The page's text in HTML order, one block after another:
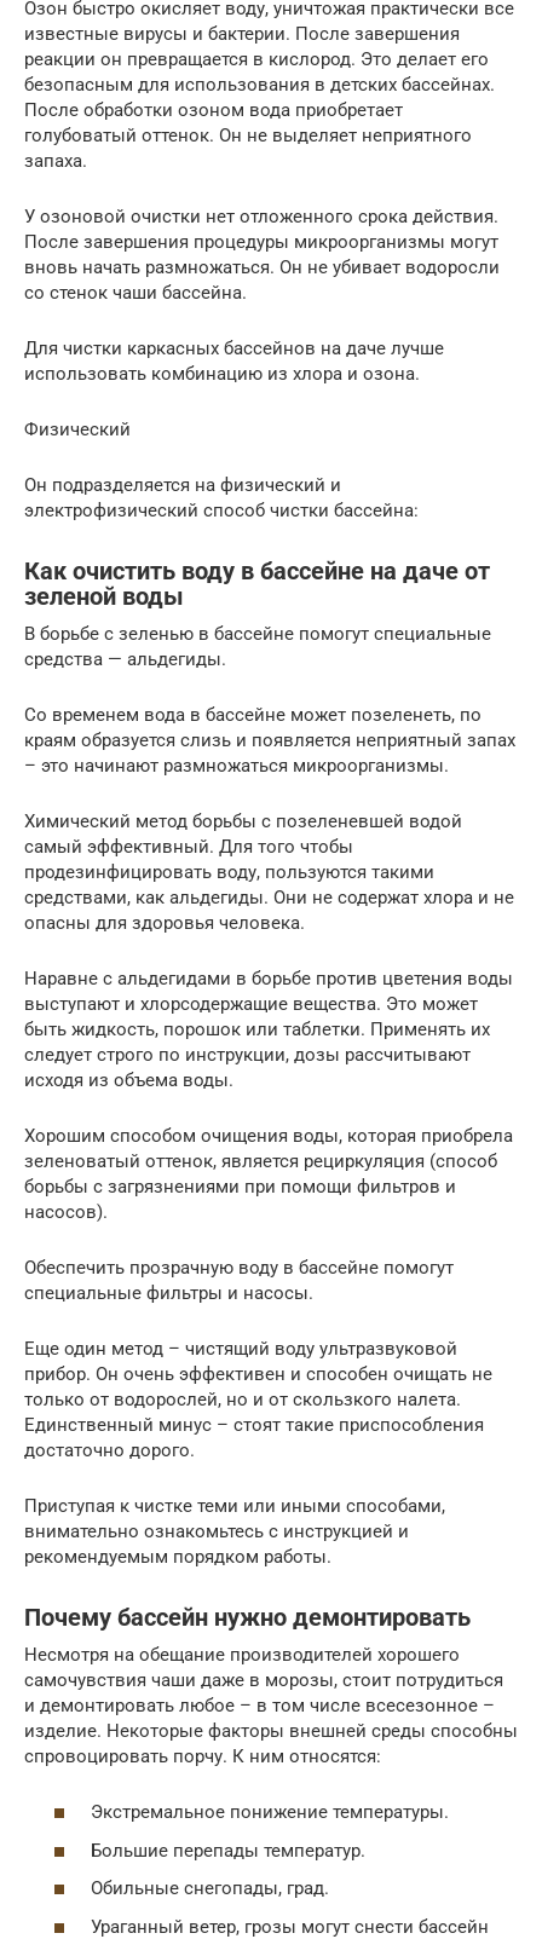
Озон быстро окисляет воду, уничтожая практически все
известные вирусы и бактерии. После завершения
реакции он превращается в кислород. Это делает его
безопасным для использования в детских бассейнах.
После обработки озоном вода приобретает
голубоватый оттенок. Он не выделяет неприятного
запаха.
У озоновой очистки нет отложенного срока действия.
После завершения процедуры микроорганизмы могут
вновь начать размножаться. Он не убивает водоросли
со стенок чаши бассейна.
Для чистки каркасных бассейнов на даче лучше
использовать комбинацию из хлора и озона.
Физический
Он подразделяется на физический и
электрофизический способ чистки бассейна:
Как очистить воду в бассейне на даче от
зеленой воды
В борьбе с зеленью в бассейне помогут специальные
средства — альдегиды.
Со временем вода в бассейне может позеленеть, по
краям образуется слизь и появляется неприятный запах
– это начинают размножаться микроорганизмы.
Химический метод борьбы с позеленевшей водой
самый эффективный. Для того чтобы
продезинфицировать воду, пользуются такими
средствами, как альдегиды. Они не содержат хлора и не
опасны для здоровья человека.
Наравне с альдегидами в борьбе против цветения воды
выступают и хлорсодержащие вещества. Это может
быть жидкость, порошок или таблетки. Применять их
следует строго по инструкции, дозы рассчитывают
исходя из объема воды.
Хорошим способом очищения воды, которая приобрела
зеленоватый оттенок, является рециркуляция (способ
борьбы с загрязнениями при помощи фильтров и
насосов).
Обеспечить прозрачную воду в бассейне помогут
специальные фильтры и насосы.
Еще один метод – чистящий воду ультразвуковой
прибор. Он очень эффективен и способен очищать не
только от водорослей, но и от скользкого налета.
Единственный минус – стоят такие приспособления
достаточно дорого.
Приступая к чистке теми или иными способами,
внимательно ознакомьтесь с инструкцией и
рекомендуемым порядком работы.
Почему бассейн нужно демонтировать
Несмотря на обещание производителей хорошего
самочувствия чаши даже в морозы, стоит потрудиться
и демонтировать любое – в том числе всесезонное –
изделие. Некоторые факторы внешней среды способны
спровоцировать порчу. К ним относятся:
Экстремальное понижение температуры.
Большие перепады температур.
Обильные снегопады, град.
Ураганный ветер, грозы могут снести бассейн